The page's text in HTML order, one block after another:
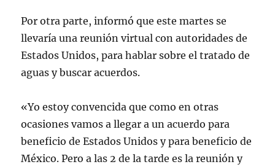
Por otra parte, informó que este martes se
llevaría una reunión virtual con autoridades de
Estados Unidos, para hablar sobre el tratado de
aguas y buscar acuerdos.
«Yo estoy convencida que como en otras
ocasiones vamos a llegar a un acuerdo para
beneficio de Estados Unidos y para beneficio de
México. Pero a las 2 de la tarde es la reunión y